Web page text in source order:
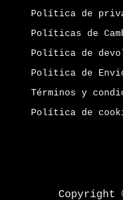
Política de
Políticas de
Política de
Politica de
Términos y
Política de
Copyright